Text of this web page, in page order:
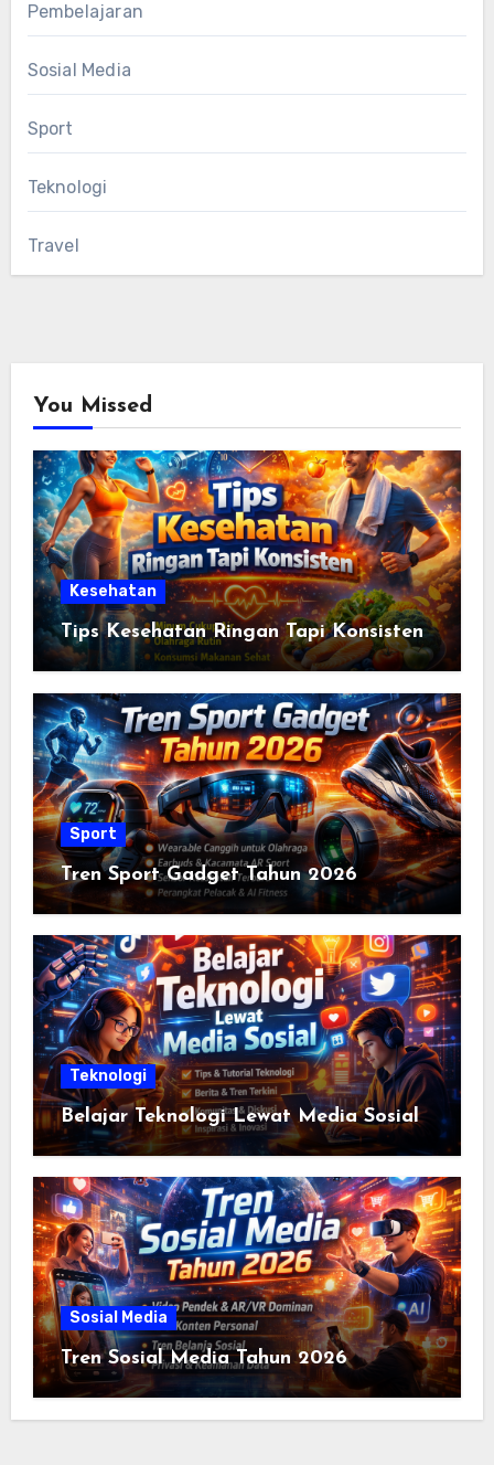
Pembelajaran
Sosial Media
Sport
Teknologi
Travel
You Missed
Kesehatan
Tips Kesehatan Ringan Tapi Konsisten
Sport
Tren Sport Gadget Tahun 2026
Teknologi
Belajar Teknologi Lewat Media Sosial
Sosial Media
Tren Sosial Media Tahun 2026